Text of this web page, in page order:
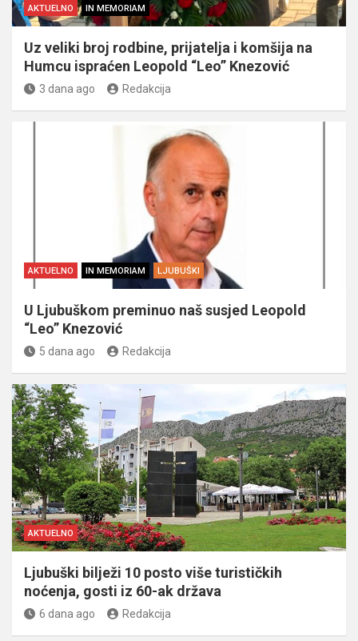
AKTUELNO IN MEMORIAM
Uz veliki broj rodbine, prijatelja i komšija na
Humcu ispraćen Leopold “Leo” Knezović
3 dana ago Redakcija
AKTUELNO IN MEMORIAM LJUBUŠKI
U Ljubuškom preminuo naš susjed Leopold
“Leo” Knezović
5 dana ago Redakcija
AKTUELNO
Ljubuški bilježi 10 posto više turističkih
noćenja, gosti iz 60-ak država
6 dana ago Redakcija